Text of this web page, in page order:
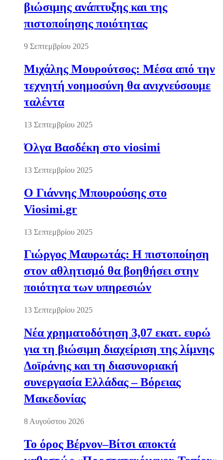
βιώσιμης ανάπτυξης και της
πιστοποίησης ποιότητας
9 Σεπτεμβρίου 2025
Μιχάλης Μουρούτσος: Μέσα από την
τεχνητή νοημοσύνη θα ανιχνεύσουμε
ταλέντα
13 Σεπτεμβρίου 2025
Όλγα Βασδέκη στο viosimi
13 Σεπτεμβρίου 2025
Ο Γιάννης Μπουρούσης στο
Viosimi.gr
13 Σεπτεμβρίου 2025
Γιώργος Μαυρωτάς: Η πιστοποίηση
στον αθλητισμό θα βοηθήσει στην
ποιότητα των υπηρεσιών
13 Σεπτεμβρίου 2025
Νέα χρηματοδότηση 3,07 εκατ. ευρώ
για τη βιώσιμη διαχείριση της λίμνης
Δοϊράνης και τη διασυνοριακή
συνεργασία Ελλάδας – Βόρειας
Μακεδονίας
8 Αυγούστου 2026
Το όρος Βέρνον–Βίτσι αποκτά